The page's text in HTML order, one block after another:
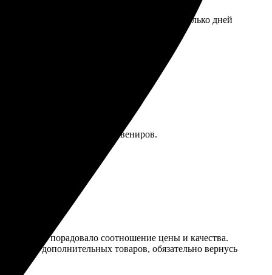
нужный формат, оплатил. Через несколько дней
ожидания. Рекомендую всем!
для любых фотосувениров.
Очень порадовало соотношение цены и качества.
выбор дополнительных товаров, обязательно вернусь